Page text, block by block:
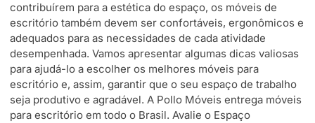
contribuírem para a estética do espaço, os móveis de
escritório também devem ser confortáveis, ergonômicos e
adequados para as necessidades de cada atividade
desempenhada. Vamos apresentar algumas dicas valiosas
para ajudá-lo a escolher os melhores móveis para
escritório e, assim, garantir que o seu espaço de trabalho
seja produtivo e agradável. A Pollo Móveis entrega móveis
para escritório em todo o Brasil. Avalie o Espaço